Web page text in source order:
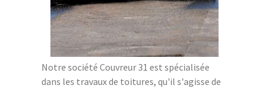
Notre société Couvreur 31 est spécialisée
dans les travaux de toitures, qu'il s'agisse de